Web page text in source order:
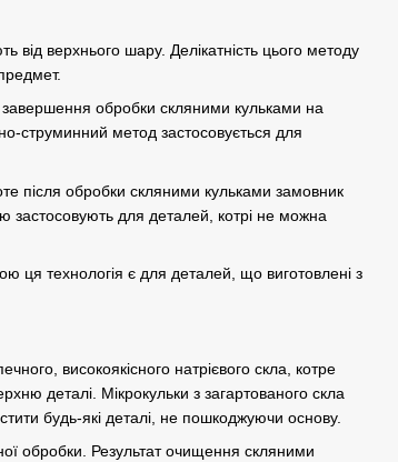
верхнього шару. Делікатність цього методу
обробки скляними кульками на
струминний метод застосовується для
після обробки скляними кульками замовник
застосовують для деталей, котрі не можна
ця технологія є для деталей, що виготовлені з
високоякісного натрієвого скла, котре
деталі. Мікрокульки з загартованого скла
будь-які деталі, не пошкоджуючи основу.
обробки. Результат очищення скляними